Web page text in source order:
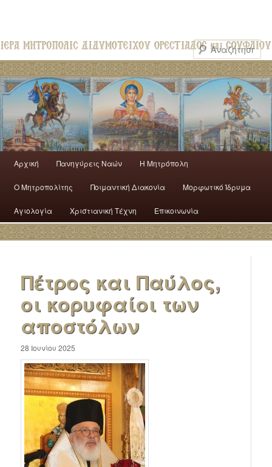
Αρχική Πανηγύρεις Ναών H Mητρόπολη
Ο Mητροπολίτης Ποιμαντική Διακονία Μορφωτικό Ίδρυμα
Αγιολογία Χριστιανική Τέχνη Επικοινωνία
Πέτρος και Παύλος,
οι κορυφαίοι των
αποστόλων
28 Ιουνίου 2025